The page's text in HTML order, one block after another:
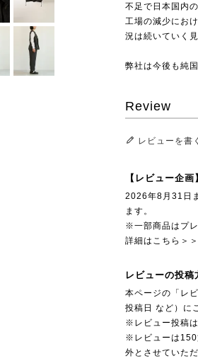
不足で日本国内
工場の減少にお
況は続いていく見
弊社は今後も純
Review
レビューを書く
【レビュー企
2026年8月31日
ます。
※一部商品はプレ
詳細はこちら＞＞
レビューの投稿
本ページの「レ
投稿日 など）に
※レビュー投稿は
※レビューは150
外とさせていただ